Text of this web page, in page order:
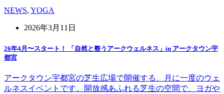
NEWS, YOGA
2026年3月11日
26年4月〜スタート！ 「自然と整うアークウェルネス」in アークタウン宇
都宮
アークタウン宇都宮の芝生広場で開催する、月に一度のウェ
ルネスイベントです。開放感あふれる芝生の空間で、ヨガや